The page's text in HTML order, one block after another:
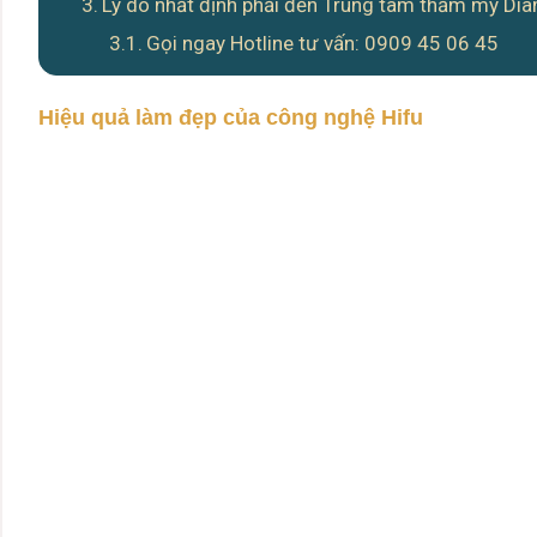
Gọi ngay Hotline tư vấn: 0909 45 06 45
Hiệu quả làm đẹp của công nghệ Hifu